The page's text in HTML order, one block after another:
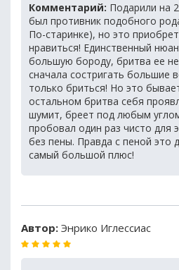
Комментарий: Подарили на
был противник подобного
По-старинке), но это
нравиться! Единственный
большую бороду, бритва ее
сначала состригать большие
только бриться! Но это
остальном бритва себя
шумит, бреет под любым
пробовал один раз чисто для
без пены. Правда с пеной это
самый большой плюс!
Автор: Энрико Иглессиас